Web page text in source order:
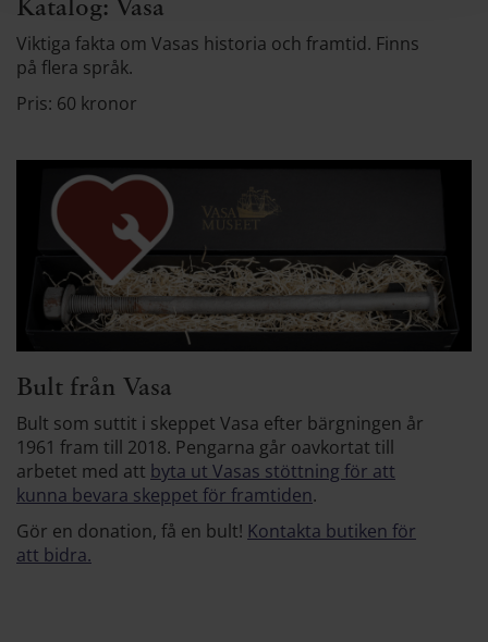
Katalog: Vasa
Viktiga fakta om Vasas historia och framtid. Finns
på flera språk.
Pris: 60 kronor
Bult från Vasa
Bult som suttit i skeppet Vasa efter bärgningen år
1961 fram till 2018. Pengarna går oavkortat till
arbetet med att byta ut Vasas stöttning för att
kunna bevara skeppet för framtiden.
Gör en donation, få en bult! Kontakta butiken för
att bidra.